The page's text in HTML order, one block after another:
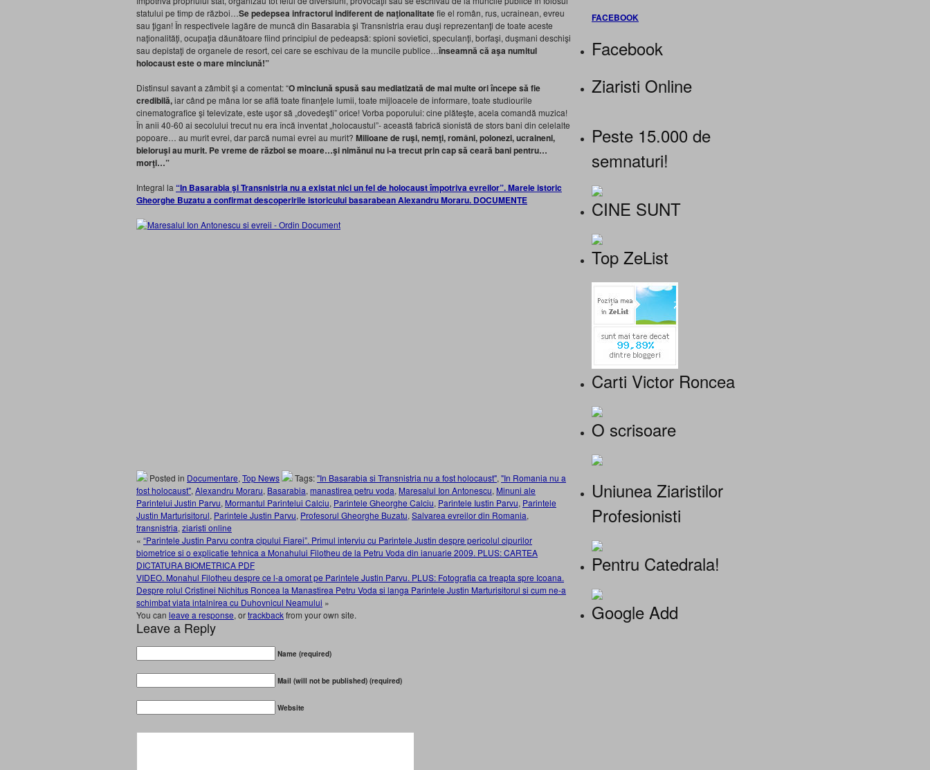
statului pe timp de război… Se pedepsea infractorul indiferent de naţionalitatefie el român, rus, ucrainean, evreu
sau ţigan! În respectivele lagăre de muncă din Basarabia şi Transnistria erau duşi reprezentanţi de toate aceste
naţionalităţi, ocupaţia dăunătoare fiind principiul de pedeapsă: spioni sovietici, speculanţi, borfaşi, duşmani deschişi
sau depistaţi de organele de resort, cei care se eschivau de la muncile publice… înseamnă că aşa numitul
holocaust este o mare minciună!”
Distinsul savant a zâmbit şi a comentat: “O minciună spusă sau mediatizată de mai multe ori începe să fie
credibilă,iar când pe mâna lor se află toate finanţele lumii, toate mijloacele de informare, toate studiourile
cinematografice şi televizate, este uşor să „dovedeşti” orice! Vorba poporului: cine plăteşte, acela comandă muzica!
În anii 40-60 ai secolului trecut nu era încă inventat „holocaustul”- această fabrică sionistă de stors bani din celelalte
popoare… au murit evrei, dar parcă numai evrei au murit? Milioane de ruşi, nemţi, români, polonezi, ucraineni,
bieloruşi au murit. Pe vreme de război se moare…şi nimănui nu i-a trecut prin cap să ceară bani pentru…
morţi…”
Integral la “In Basarabia şi Transnistria nu a existat nici un fel de holocaust împotriva evreilor”. Marele istoric
Gheorghe Buzatu a confirmat descoperirile istoricului basarabean Alexandru Moraru. DOCUMENTE
Posted in Documentare, Top News Tags:"In Basarabia si Transnistria nu a fost holocaust", "In Romania nu a
fost holocaust", Alexandru Moraru, Basarabia, manastirea petru voda, Maresalul Ion Antonescu, Minuni ale
Parintelui Justin Parvu, Mormantul Parintelui Calciu, Parintele Gheorghe Calciu, Parintele Iustin Parvu, Parintele
Justin Marturisitorul, Parintele Justin Parvu, Profesorul Gheorghe Buzatu, Salvarea evreilor din Romania,
transnistria, ziaristi online
« “Parintele Justin Parvu contra cipului Fiarei”. Primul interviu cu Parintele Justin despre pericolul cipurilor
biometrice si o explicatie tehnica a Monahului Filotheu de la Petru Voda din ianuarie 2009. PLUS: CARTEA
DICTATURA BIOMETRICA PDF
VIDEO. Monahul Filotheu despre ce l-a omorat pe Parintele Justin Parvu. PLUS: Fotografia ca treapta spre Icoana.
Despre rolul Cristinei Nichitus Roncea la Manastirea Petru Voda si langa Parintele Justin Marturisitorul si cum ne-a
schimbat viata intalnirea cu Duhovnicul Neamului »
You can leave a response, ortrackbackfrom your own site.
Leave a Reply
Name (required)
Mail (will not be published) (required)
Website
FACEBOOK
Facebook
Ziaristi Online
Peste 15.000 de
semnaturi!
CINE SUNT
Top ZeList
Carti Victor Roncea
O scrisoare
Uniunea Ziaristilor
Profesionisti
Pentru Catedrala!
Google Add